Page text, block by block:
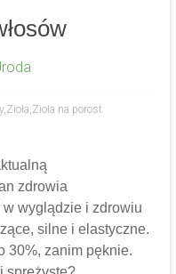
,Zioła,Zioła na porost
zdrowia
wyglądzie i zdrowiu
silne i elastyczne.
30%, zanim pęknie.